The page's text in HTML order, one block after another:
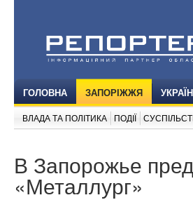
ГОЛОВНА ЗАПОРІЖЖЯ
ВЛАДА ТА ПОЛІТИКА ПОДІЇ
В Запорожье
«Металлург»